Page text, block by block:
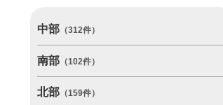
中部 （312件）
南部 （102件）
北部 （159件）